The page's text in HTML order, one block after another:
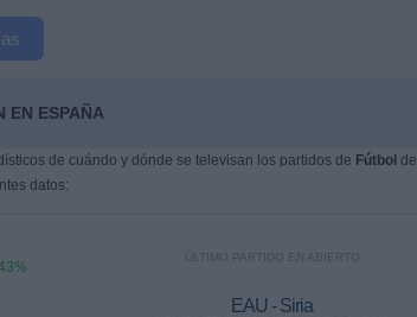
EN ESPAÑA
de cuándo y dónde se televisan los partidos de Fútbol del
datos:
ÚLTIMO PARTIDO EN ABIERTO
EAU - Siria